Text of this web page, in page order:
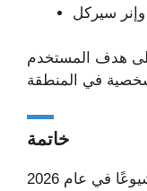
سيركل
هدف المستخدم
خاتمة
تستمر تطبيقات المواعدة الأكثر شيوعًا في عام 2026